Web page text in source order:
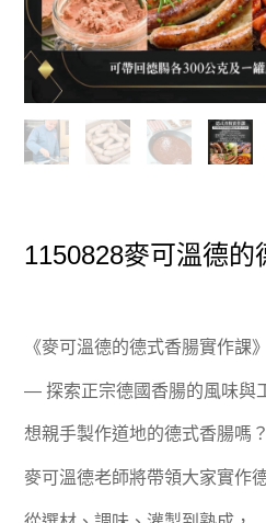
1150828麥可溫德的
《麥可溫德的德式香腸實作課》
— 探索正宗德國香腸的風味與
想親手製作道地的德式香腸嗎？
麥可溫德老師將帶領大家實作